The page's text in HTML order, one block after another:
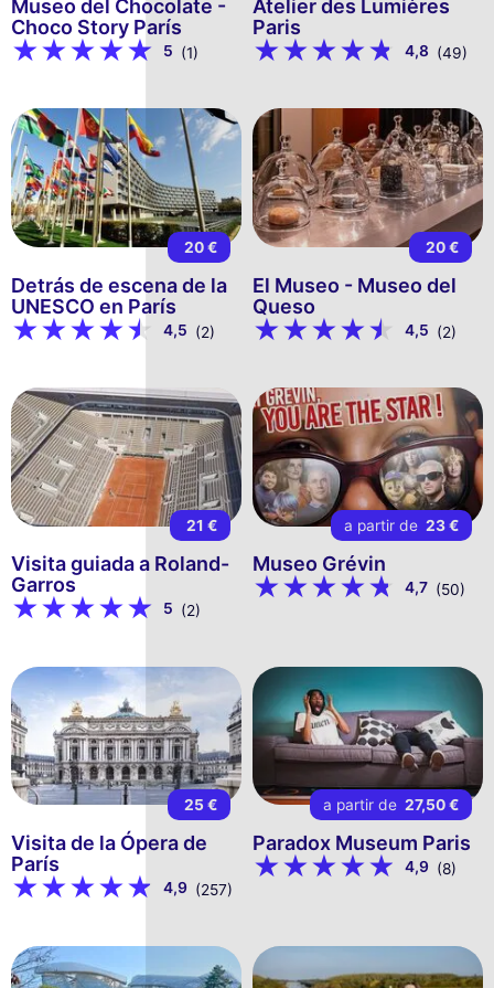
Museo del Chocolate -
Choco Story París
5 (1)
Atelier des Lumières
Paris
4,8 (49)
20 €
Detrás de escena de la
UNESCO en París
4,5 (2)
20 €
El Museo - Museo del
Queso
4,5 (2)
21 €
Visita guiada a Roland-
Garros
5 (2)
a partir de 23 €
Museo Grévin
4,7 (50)
25 €
Visita de la Ópera de
París
4,9 (257)
a partir de 27,50 €
Paradox Museum Paris
4,9 (8)